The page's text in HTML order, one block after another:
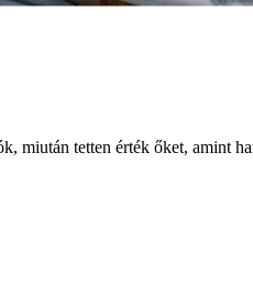
miután tetten érték őket, amint